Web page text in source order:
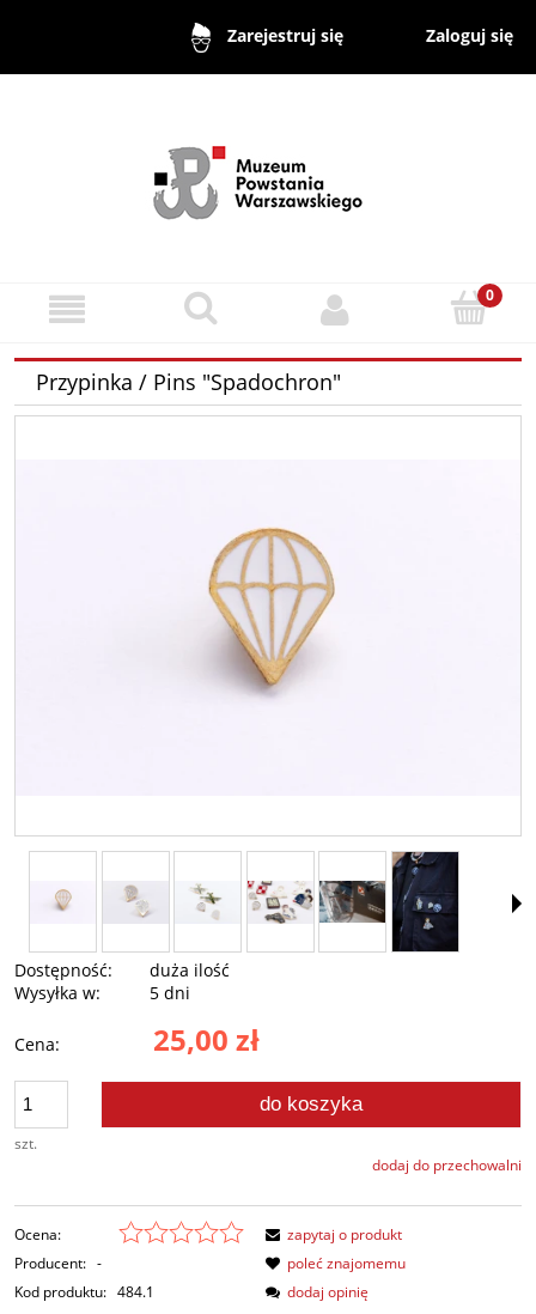
Zarejestruj się Zaloguj się
Przypinka / Pins "Spadochron"
Dostępność:
duża ilość
Wysyłka w:
5 dni
Cena: 25,00 zł
szt.
do koszyka
dodaj do przechowalni
Ocena:
Producent: -
Kod produktu: 484.1
zapytaj o produkt
poleć znajomemu
dodaj opinię